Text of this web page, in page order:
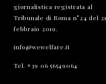
giornalistica registrata al
Tribunale di Roma n°24 del 21
febbraio 2019.
info@wewelfare.it
Tel. +39 06 56549064